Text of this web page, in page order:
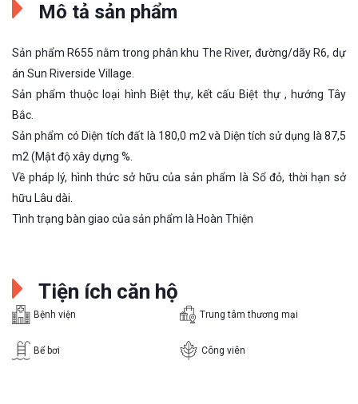
Mô tả sản phẩm
Sản phẩm R655 nằm trong phân khu The River, đường/dãy R6, dự
án Sun Riverside Village.
Sản phẩm thuộc loại hình Biệt thự, kết cấu Biệt thự , hướng Tây
Bắc.
Sản phẩm có Diện tích đất là 180,0 m2 và Diện tích sử dụng là 87,5
m2 (Mật độ xây dựng %.
Về pháp lý, hình thức sở hữu của sản phẩm là Sổ đỏ, thời hạn sở
hữu Lâu dài.
Tình trạng bàn giao của sản phẩm là Hoàn Thiện
Tiện ích căn hộ
Bệnh viện Trung tâm thương mại
Bể bơi Công viên